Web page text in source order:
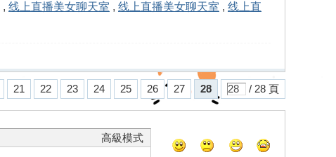
, 线上直播美女聊天室 , 线上直播美女聊天室 , 线上直
21 22 23 24 25 26 27 28 / 28 頁
高級模式